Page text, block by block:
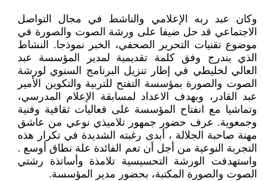
وكان عبد ربه الإعلامي والناشط في مجال التواصل
الاجتماعي قد حل ضيفا على ورشة الصوت والصورة في
موضوع تقنيات التحرير الصحفي، الخبر نموذجا. النشاط
الذي يندرج وفق كلمة تقديمية لمدير المؤسسة عبد
العالي لخليطي في إطار تنزيل البرنامج السنوي لورشة
الصوت والصورة بمؤسسة التفتح للتربية والتكوين الأمير
عبد القادر، وبهدف الاعداد لمسابقة الإعلام المدرسي،
وتماشيا مع انفتاح المؤسسة على فعاليات ثقافية وفنية
وجمعوية. عرف حضور جمهور تلاميذي نوعي من عاشق
مهنة صاحبة الجلالة ، أبدى رغبته الشديدة في تكرار هذه
التجربة النوعية من أجل أن تعم الفائدة علة نطاق أوسع .
واستهدفت الورشة التحسيسية تلامذة وأساتذة رشتي
الصوت والصورة المكتبة، بحضور مدير المؤسسة.